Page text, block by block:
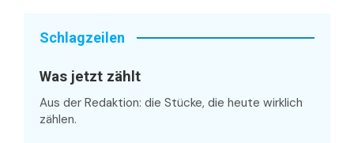
Schlagzeilen
Was jetzt zählt
Aus der Redaktion: die Stücke, die heute wirklich
zählen.